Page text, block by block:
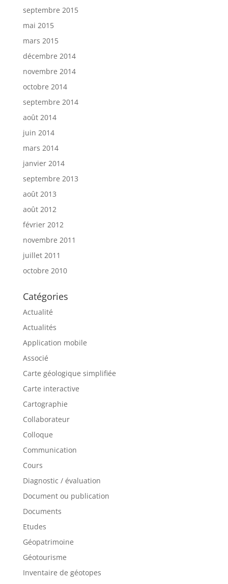
septembre 2015
mai 2015
mars 2015
décembre 2014
novembre 2014
octobre 2014
septembre 2014
août 2014
juin 2014
mars 2014
janvier 2014
septembre 2013
août 2013
août 2012
février 2012
novembre 2011
juillet 2011
octobre 2010
Catégories
Actualité
Actualités
Application mobile
Associé
Carte géologique simplifiée
Carte interactive
Cartographie
Collaborateur
Colloque
Communication
Cours
Diagnostic / évaluation
Document ou publication
Documents
Etudes
Géopatrimoine
Géotourisme
Inventaire de géotopes